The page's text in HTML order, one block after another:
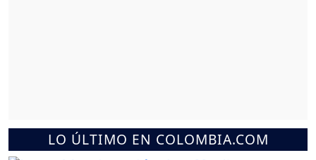
LO ÚLTIMO EN COLOMBIA.COM